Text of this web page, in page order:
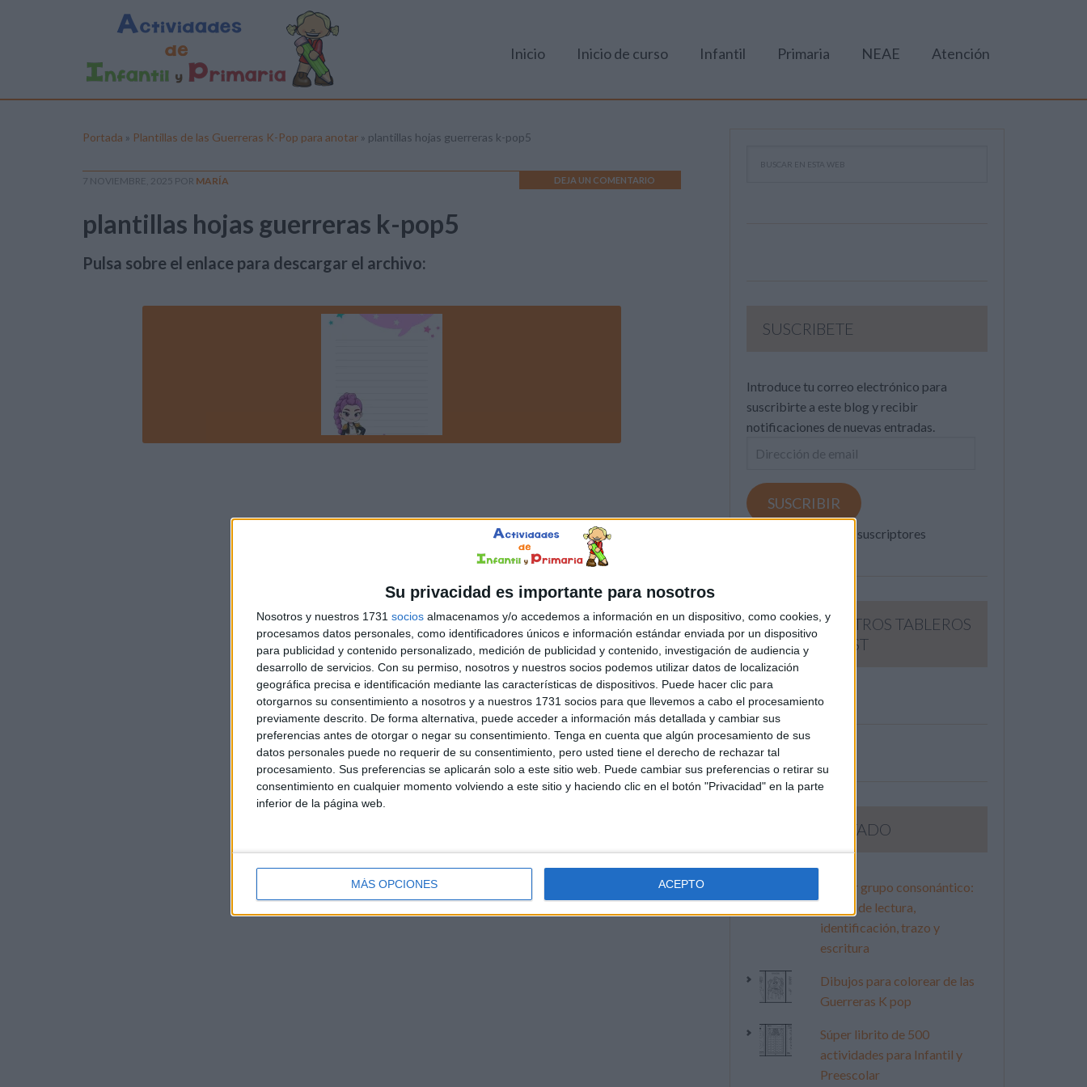
Su privacidad es importante para nosotros
Nosotros y nuestros 1731 socios almacenamos y/o accedemos a información en un dispositivo, como cookies, y
procesamos datos personales, como identificadores únicos e información estándar enviada por un dispositivo
para publicidad y contenido personalizado, medición de publicidad y contenido, investigación de audiencia y
desarrollo de servicios. Con su permiso, nosotros y nuestros socios podemos utilizar datos de localización
geográfica precisa e identificación mediante las características de dispositivos. Puede hacer clic para
otorgarnos su consentimiento a nosotros y a nuestros 1731 socios para que llevemos a cabo el procesamiento
previamente descrito. De forma alternativa, puede acceder a información más detallada y cambiar sus
preferencias antes de otorgar o negar su consentimiento. Tenga en cuenta que algún procesamiento de sus
datos personales puede no requerir de su consentimiento, pero usted tiene el derecho de rechazar tal
procesamiento. Sus preferencias se aplicarán solo a este sitio web. Puede cambiar sus preferencias o retirar su
consentimiento en cualquier momento volviendo a este sitio y haciendo clic en el botón "Privacidad" en la parte
inferior de la página web.
MÁS OPCIONES ACEPTO
Inicio Inicio de curso Infantil Primaria NEAE Atención
Portada » Plantillas de las Guerreras K-Pop para anotar » plantillas hojas guerreras k-pop5
7 NOVIEMBRE, 2025 POR MARÍA DEJA UN COMENTARIO
plantillas hojas guerreras k-pop5
Pulsa sobre el enlace para descargar el archivo:
SUSCRIBETE
Introduce tu correo electrónico para
suscribirte a este blog y recibir
notificaciones de nuevas entradas.
Dirección
email
SUSCRIBIR
Únete a otros 371K suscriptores
SIGUE NUESTROS TABLEROS
EN PINTEREST
LO MÁS VISITADO
Primer grupo consonántico:
Fichas de lectura,
identificación, trazo y
escritura
Dibujos para colorear de las
Guerreras K pop
Súper librito de 500
actividades para Infantil y
Preescolar